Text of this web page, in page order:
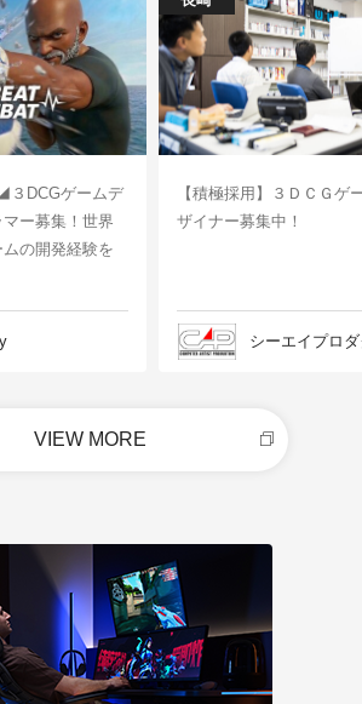
DCGゲームデ
ー募集！世界
の開発経験を
【積極採用】３ＤＣＧゲ
ザイナー募集中！
シーエイプロ
VIEW MORE